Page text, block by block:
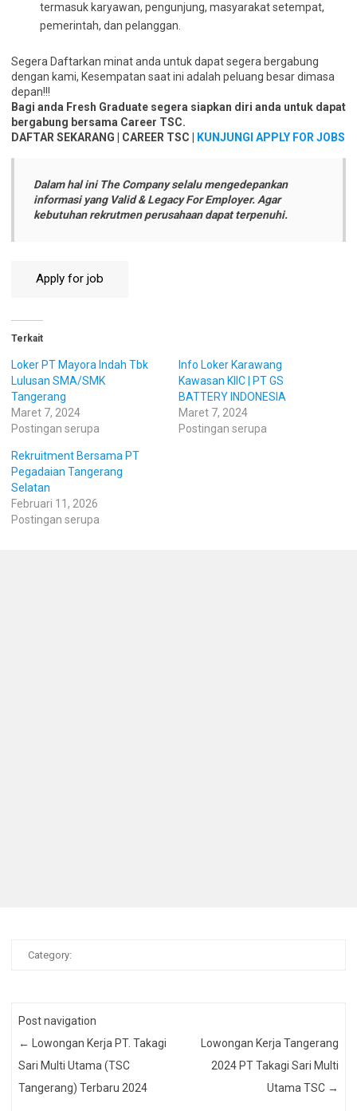
termasuk karyawan, pengunjung, masyarakat setempat,
pemerintah, dan pelanggan.
Segera Daftarkan minat anda untuk dapat segera bergabung
dengan kami, Kesempatan saat ini adalah peluang besar dimasa
depan!!!
Bagi anda Fresh Graduate segera siapkan diri anda untuk dapat
bergabung bersama Career TSC.
DAFTAR SEKARANG | CAREER TSC |
KUNJUNGI APPLY FOR JOBS
Dalam hal ini The Company selalu mengedepankan
informasi yang Valid & Legacy For Employer. Agar
kebutuhan rekrutmen perusahaan dapat terpenuhi.
Terkait
Loker PT Mayora Indah Tbk
Lulusan SMA/SMK
Tangerang
Maret 7, 2024
Postingan serupa
Info Loker Karawang
Kawasan KIIC | PT GS
BATTERY INDONESIA
Maret 7, 2024
Postingan serupa
Rekruitment Bersama PT
Pegadaian Tangerang
Selatan
Februari 11, 2026
Postingan serupa
Category:
Post navigation
←
Lowongan Kerja PT. Takagi
Sari Multi Utama (TSC
Tangerang) Terbaru 2024
Lowongan Kerja Tangerang
2024 PT Takagi Sari Multi
Utama TSC →